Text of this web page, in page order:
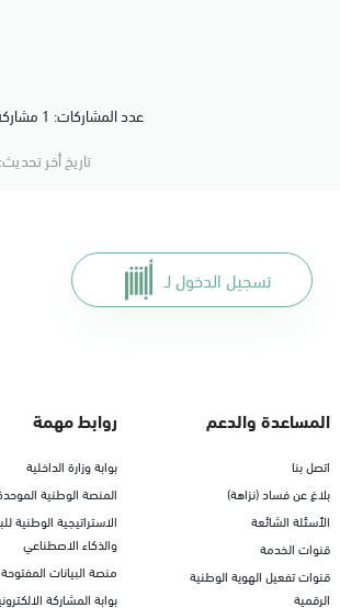
عدد المشاركات: 1 مشاركة (0%) أعجبهم المحتوى
تاريخ أخر تحديث:
تسجيل الدخول لـ
المساعدة والدعم
اتصل بنا
بلاغ عن فساد (نزاهة)
الأسئلة الشائعة
قنوات الخدمة
قنوات تفعيل الهوية الوطنية
الرقمية
روابط مهمة
بوابة وزارة الداخلية
المنصة الوطنية
الاستراتيجية الوطنية
والذكاء الاصطناعي
منصة البيانات المفتوحة
بوابة المشاركة